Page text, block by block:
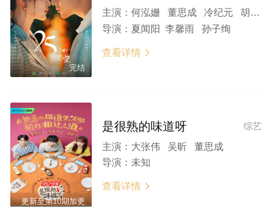
完结
主演： 何泓姗 董思成 冷纪元 胡宝森 谭晓凡
导演： 夏闻阳 李馨雨 孙子绚
查看详情 
更新至第10期加更
综艺
是很熟的味道呀
主演： 大张伟 吴昕 董思成
导演： 未知
查看详情 